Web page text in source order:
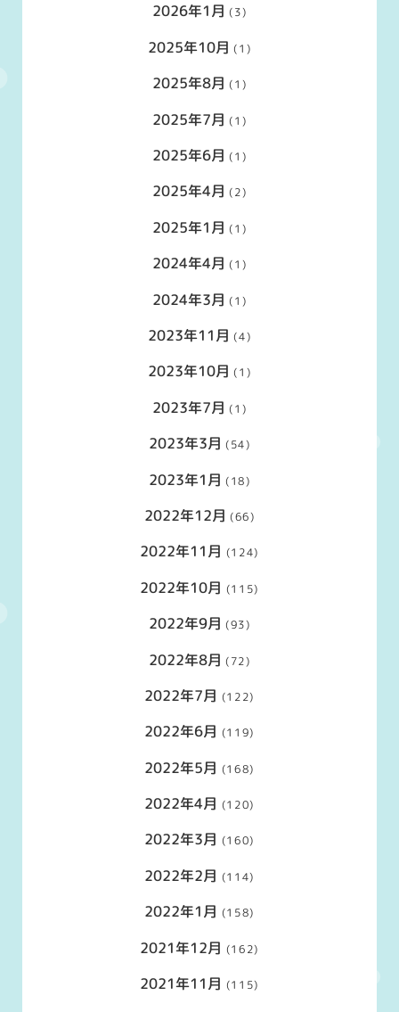
2026年1月 (3)
2025年10月 (1)
2025年8月 (1)
2025年7月 (1)
2025年6月 (1)
2025年4月 (2)
2025年1月 (1)
2024年4月 (1)
2024年3月 (1)
2023年11月 (4)
2023年10月 (1)
2023年7月 (1)
2023年3月 (54)
2023年1月 (18)
2022年12月 (66)
2022年11月 (124)
2022年10月 (115)
2022年9月 (93)
2022年8月 (72)
2022年7月 (122)
2022年6月 (119)
2022年5月 (168)
2022年4月 (120)
2022年3月 (160)
2022年2月 (114)
2022年1月 (158)
2021年12月 (162)
2021年11月 (115)